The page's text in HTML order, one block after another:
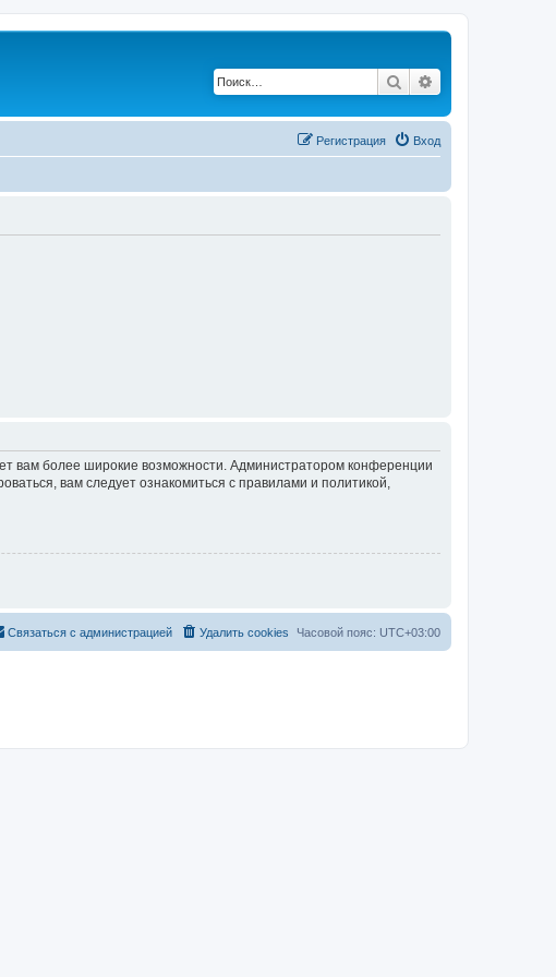
Поиск
Вход
Регистрация
вам более широкие возможности. Администратором конференции
вам следует ознакомиться с правилами и политикой,
Часовой пояс: UTC+03:00
Удалить cookies
Связаться с администрацией